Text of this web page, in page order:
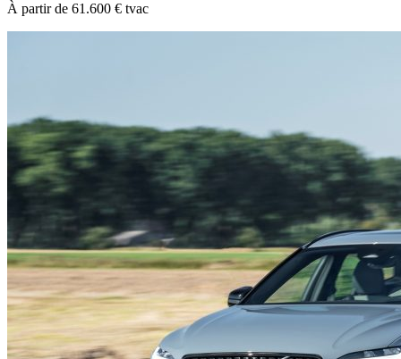
À partir de 61.600 € tvac